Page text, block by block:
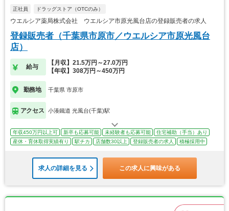
正社員 ドラッグストア（OTCのみ）
ウエルシア薬局株式会社 ウエルシア市原光風台店の登録販売者の求人
登録販売者（千葉県市原市／ウエルシア市原光風台
店）
給与
【月収】21.5万円～27.0万円
【年収】308万円～450万円
勤務地 千葉県 市原市
アクセス 小湊鐵道 光風台(千葉)駅
年収450万円以上可 新卒も応募可能 未経験者も応募可能
住宅補助（手当）あり
産休・育休取得実績有り
駅チカ 店舗数30以上 登録販売者の求人 積極採用中
求人の詳細を見る この求人に興味がある